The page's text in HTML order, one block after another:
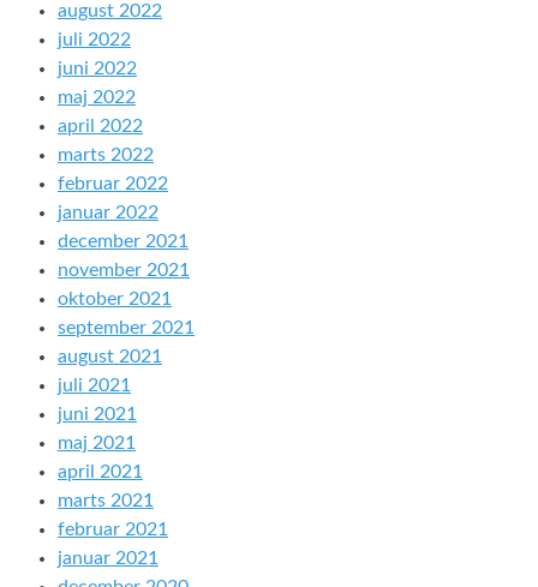
august 2022
juli 2022
juni 2022
maj 2022
april 2022
marts 2022
februar 2022
januar 2022
december 2021
november 2021
oktober 2021
september 2021
august 2021
juli 2021
juni 2021
maj 2021
april 2021
marts 2021
februar 2021
januar 2021